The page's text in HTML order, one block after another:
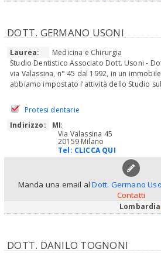
DOTT. GERMANO USONI
Laurea:
Medicina e Chirurgia
Studio Dentistico Associato Dott. Usoni -
via Valassina, n° 45 dal 1992, in un
abbiamo impostato l'attività dello Studio
Protesi dentarie
Indirizzo:
MI:
Via Valassina 45
20159 Milano
Tel: CLICCA QUI
Manda una email alDott. Germano
Contatti
Lombardia
DOTT. DANILO TOGNONI